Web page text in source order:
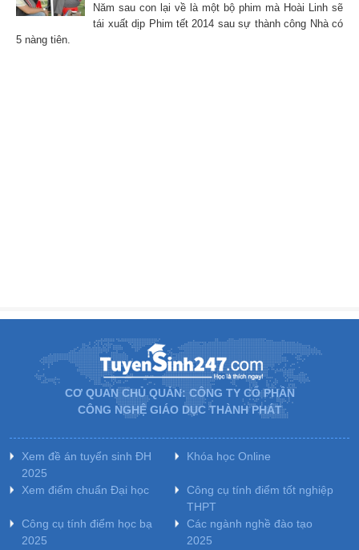
Năm sau con lại về là một bộ phim mà Hoài Linh sẽ
tái xuất dịp Phim tết 2014 sau sự thành công Nhà có
5 nàng tiên.
CƠ QUAN CHỦ QUẢN: CÔNG TY CỔ PHẦN
CÔNG NGHỆ GIÁO DỤC THÀNH PHÁT
Xem đề án tuyển sinh ĐH
2025
Khóa học Online
Xem điểm chuẩn Đại học
Công cụ tính điểm tốt nghiệp
THPT
Công cụ tính điểm học bạ
2025
Các ngành nghề đào tạo
2025